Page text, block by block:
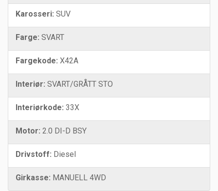
Karosseri: SUV
Farge: SVART
Fargekode: X42A
Interiør: SVART/GRÅTT STO
Interiørkode: 33X
Motor: 2.0 DI-D BSY
Drivstoff: Diesel
Girkasse: MANUELL 4WD